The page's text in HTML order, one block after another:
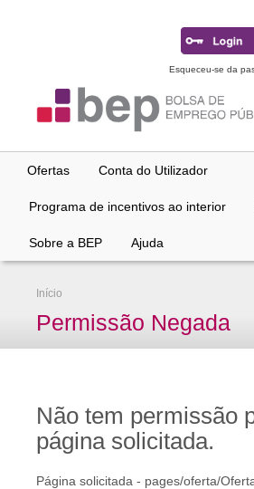
Esqueceu-se da
Ofertas Conta do Utilizador
Programa de incentivos ao interior
Sobre a BEP Ajuda
Início
Permissão Negada
Não tem permissão
página solicitada.
Página solicitada - pages/oferta/